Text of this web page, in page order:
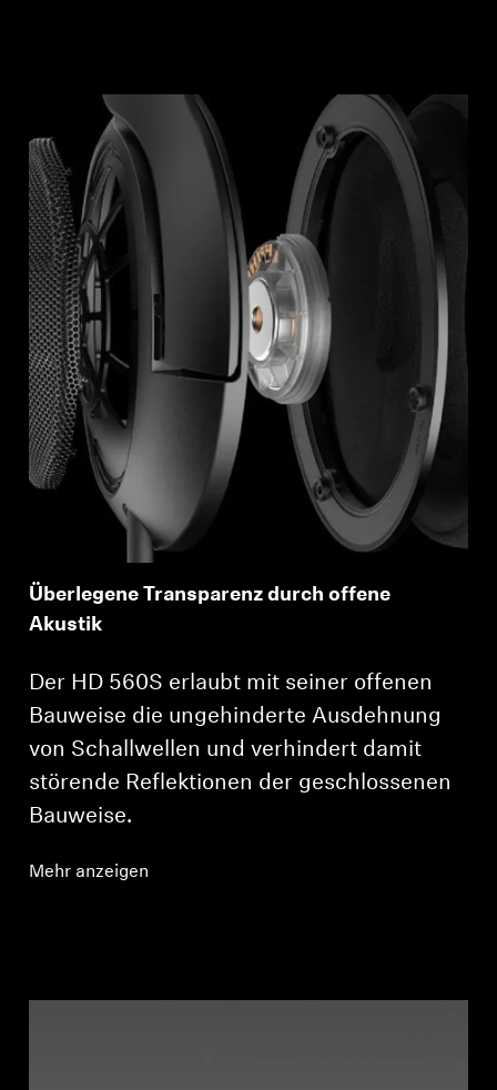
Überlegene Transparenz durch offene
Akustik
Der HD 560S erlaubt mit seiner offenen
Bauweise die ungehinderte Ausdehnung
von Schallwellen und verhindert damit
störende Reflektionen der geschlossenen
Bauweise.
Mehr anzeigen